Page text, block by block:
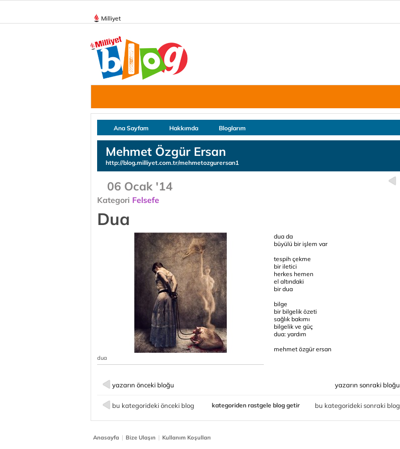
Milliyet
Ana Sayfam Hakkımda Bloglarım
Mehmet Özgür Ersan
http://blog.milliyet.com.tr/mehmetozgurersan1
06 Ocak '14
Kategori Felsefe
Dua
dua
dua da
büyülü bir işlem var
tespih çekme
bir iletici
herkes hemen
el altındaki
bir dua
bilge
bir bilgelik özeti
sağlık bakımı
bilgelik ve güç
dua: yardım
mehmet özgür ersan
yazarın önceki bloğu yazarın sonraki bloğu
bu kategorideki önceki blog bu kategorideki sonraki blog
kategoriden rastgele blog getir
Anasayfa | Bize Ulaşın | Kullanım Koşulları